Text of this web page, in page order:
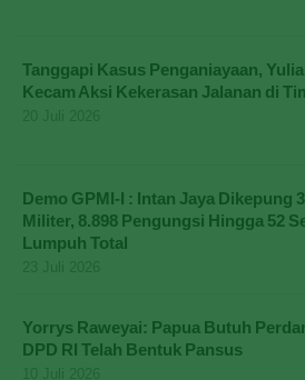
Tanggapi Kasus Penganiayaan,
Kecam Aksi Kekerasan Jalanan di
Demo GPMI-I : Intan Jaya Dikepung
Militer, 8.898 Pengungsi Hingga 52
Lumpuh Total
Yorrys Raweyai: Papua Butuh
DPD RI Telah Bentuk Pansus